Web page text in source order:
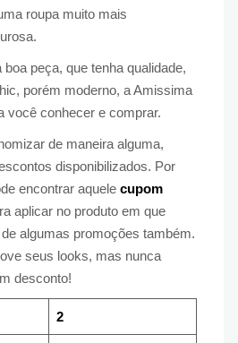
roupa muito mais
peça, que tenha qualidade,
porém moderno, a Amissima
você conhecer e comprar.
de maneira alguma,
disponibilizados. Por
encontrar aquele cupom
aplicar no produto em que
algumas promoções também.
seus looks, mas nunca
desconto!
2